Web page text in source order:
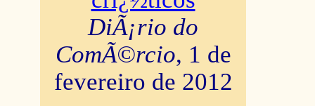
DiÃ¡rio do
ComÃ©rcio, 1 de
fevereiro de 2012